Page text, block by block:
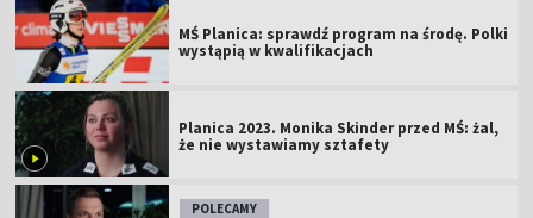
MŚ Planica: sprawdź program na środę. Polki
wystąpią w kwalifikacjach
Planica 2023. Monika Skinder przed MŚ: żal,
że nie wystawiamy sztafety
POLECAMY